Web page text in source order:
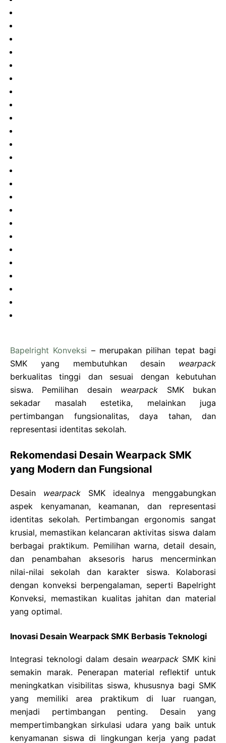
Bapelright Konveksi – merupakan pilihan tepat bagi
SMK yang membutuhkan desain wearpack
berkualitas tinggi dan sesuai dengan kebutuhan
siswa. Pemilihan desain wearpack SMK bukan
sekadar masalah estetika, melainkan juga
pertimbangan fungsionalitas, daya tahan, dan
representasi identitas sekolah.
Rekomendasi Desain Wearpack SMK
yang Modern dan Fungsional
Desain wearpack SMK idealnya menggabungkan
aspek kenyamanan, keamanan, dan representasi
identitas sekolah. Pertimbangan ergonomis sangat
krusial, memastikan kelancaran aktivitas siswa dalam
berbagai praktikum. Pemilihan warna, detail desain,
dan penambahan aksesoris harus mencerminkan
nilai-nilai sekolah dan karakter siswa. Kolaborasi
dengan konveksi berpengalaman, seperti Bapelright
Konveksi, memastikan kualitas jahitan dan material
yang optimal.
Inovasi Desain Wearpack SMK Berbasis Teknologi
Integrasi teknologi dalam desain wearpackSMK kini
semakin marak. Penerapan material reflektif untuk
meningkatkan visibilitas siswa, khususnya bagi SMK
yang memiliki area praktikum di luar ruangan,
menjadi pertimbangan penting. Desain yang
mempertimbangkan sirkulasi udara yang baik untuk
kenyamanan siswa di lingkungan kerja yang padat